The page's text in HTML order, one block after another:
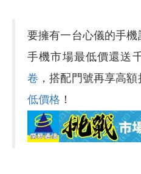
要擁有一台心儀的手機
手機市場最低價還送
卷 ，搭配門號再享高
低價格 ！